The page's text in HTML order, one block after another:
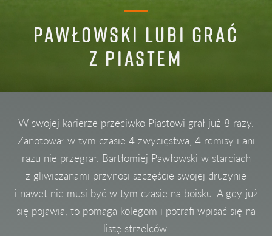
PAWŁOWSKI LUBI GRAĆ
Z PIASTEM
W swojej karierze przeciwko Piastowi grał już 8 razy.
Zanotował w tym czasie 4 zwycięstwa, 4 remisy i ani
razu nie przegrał. Bartłomiej Pawłowski w starciach
z gliwiczanami przynosi szczęście swojej drużynie
i nawet nie musi być w tym czasie na boisku. A gdy już
się pojawia, to pomaga kolegom i potrafi wpisać się na
listę strzelców.